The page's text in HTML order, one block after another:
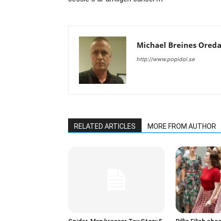
Michael Breines
http://www.popidol.se
RELATED ARTICLES MORE FROM AUTHOR